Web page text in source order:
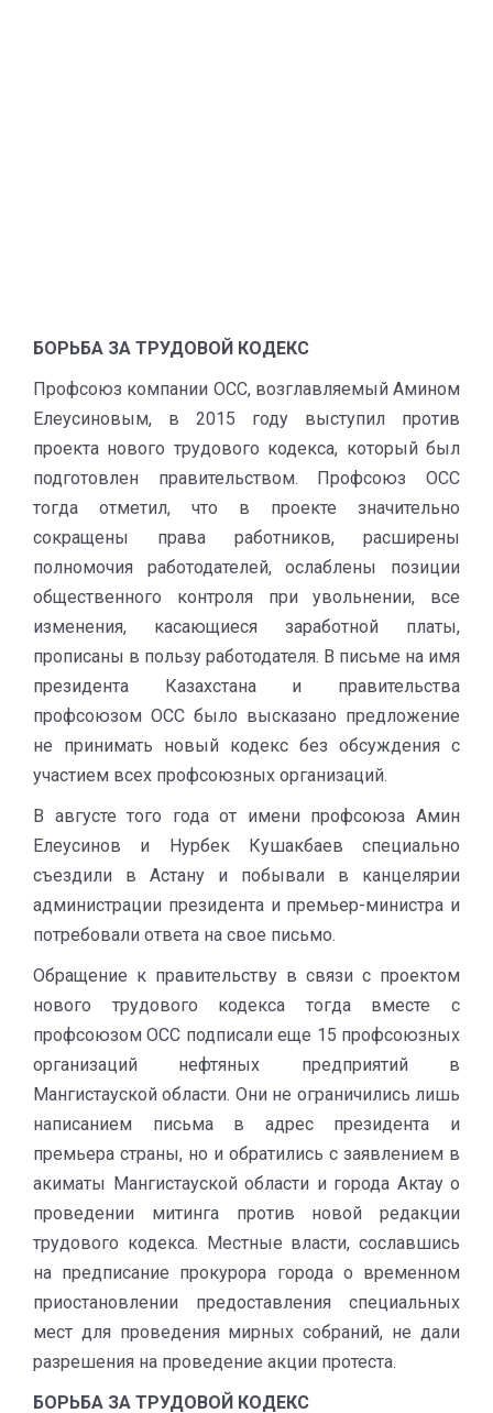
БОРЬБА ЗА ТРУДОВОЙ КОДЕКС
Профсоюз компании ОСС, возглавляемый Амином
Елеусиновым, в 2015 году выступил против
проекта нового трудового кодекса, который был
подготовлен правительством. Профсоюз ОСС
тогда отметил, что в проекте значительно
сокращены права работников, расширены
полномочия работодателей, ослаблены позиции
общественного контроля при увольнении, все
изменения, касающиеся заработной платы,
прописаны в пользу работодателя. В письме на имя
президента Казахстана и правительства
профсоюзом ОСС было высказано предложение
не принимать новый кодекс без обсуждения с
участием всех профсоюзных организаций.
В августе того года от имени профсоюза Амин
Елеусинов и Нурбек Кушакбаев специально
съездили в Астану и побывали в канцелярии
администрации президента и премьер-министра и
потребовали ответа на свое письмо.
Обращение к правительству в связи с проектом
нового трудового кодекса тогда вместе с
профсоюзом ОСС подписали еще 15 профсоюзных
организаций нефтяных предприятий в
Мангистауской области. Они не ограничились лишь
написанием письма в адрес президента и
премьера страны, но и обратились с заявлением в
акиматы Мангистауской области и города Актау о
проведении митинга против новой редакции
трудового кодекса. Местные власти, сославшись
на предписание прокурора города о временном
приостановлении предоставления специальных
мест для проведения мирных собраний, не дали
разрешения на проведение акции протеста.
БОРЬБА ЗА ТРУДОВОЙ КОДЕКС